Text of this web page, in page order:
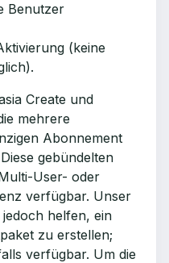
Benutzer
(keine
Create und
mehrere
Abonnement
gebündelten
User- oder
verfügbar. Unser
helfen, ein
zu erstellen;
verfügbar. Um die